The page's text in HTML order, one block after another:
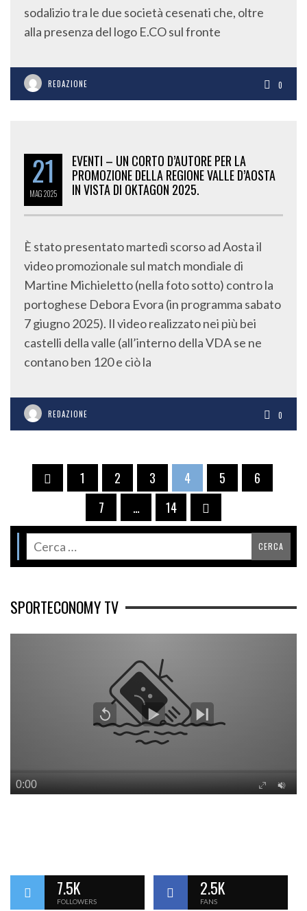
sodalizio tra le due società cesenati che, oltre
alla presenza del logo E.CO sul fronte
REDAZIONE 0
21
MAG2025
EVENTI – UN CORTO D’AUTORE PER LA
PROMOZIONE DELLA REGIONE VALLE D’AOSTA
IN VISTA DI OKTAGON 2025.
È stato presentato martedì scorso ad Aosta il
video promozionale sul match mondiale di
Martine Michieletto (nella foto sotto) contro la
portoghese Debora Evora (in programma sabato
7 giugno 2025). Il video realizzato nei più bei
castelli della valle (all’interno della VDA se ne
contano ben 120 e ciò la
REDAZIONE 0
1 2 3 4 5
6
7
… 14
SPORTECONOMY TV
7.5K
FOLLOWERS
2.5K
FANS